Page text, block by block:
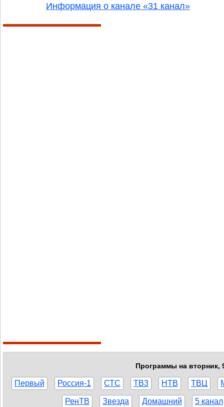
Информация о канале «31 канал»
Программы на вторник,
Первый Россия-1 СТС ТВ3 НТВ ТВЦ
РенТВ Звезда Домашний 5 канал